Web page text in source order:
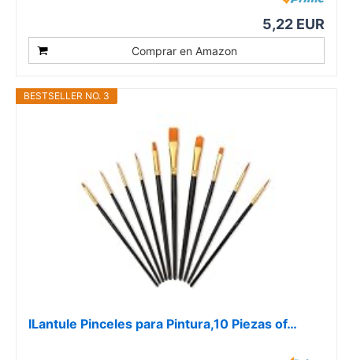
5,22 EUR
Comprar en Amazon
BESTSELLER NO. 3
ILantule Pinceles para Pintura,10 Piezas of…